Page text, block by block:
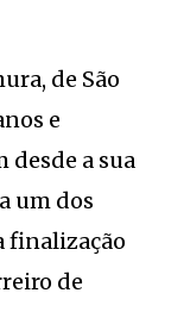
de São
e
desde a sua
um dos
finalização
de